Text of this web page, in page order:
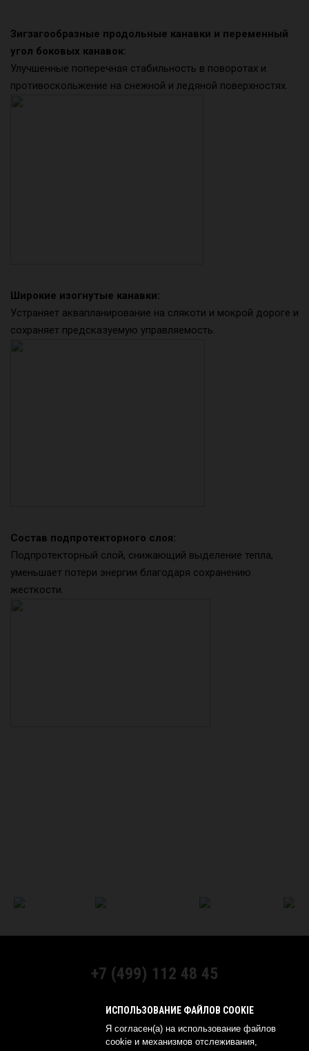
Зигзагообразные продольные канавки и переменный
угол боковых канавок:
Улучшенные поперечная стабильность в поворотах и
противоскольжение на снежной и ледяной поверхностях.
Широкие изогнутые канавки:
Устраняет аквапланирование на слякоти и мокрой дороге и
сохраняет предсказуемую управляемость.
Состав подпротекторного слоя:
Подпротекторный слой, снижающий выделение тепла,
уменьшает потери энергии благодаря сохранению
жесткости.
+7 (499) 112 48 45
МЫ В СОЦСЕТЯХ:
ИСПОЛЬЗОВАНИЕ ФАЙЛОВ COOKIE
Я согласен(а) на использование файлов
cookie и механизмов отслеживания,